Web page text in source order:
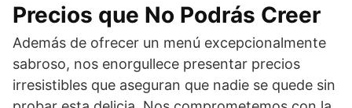
Precios que No Podrás Creer
Además de ofrecer un menú excepcionalmente
sabroso, nos enorgullece presentar precios
irresistibles que aseguran que nadie se quede sin